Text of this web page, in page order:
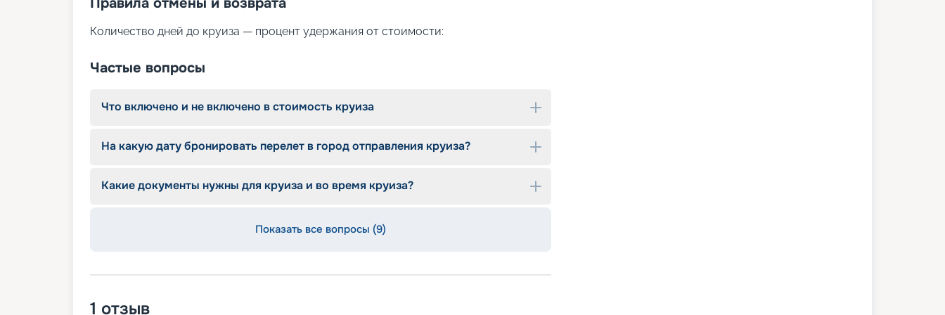
Количество дней до круиза — процент удержания от стоимости:
Частые вопросы
Что включено и не включено в стоимость круиза
На какую дату бронировать перелет в город отправления круиза?
Какие документы нужны для круиза и во время круиза?
Показать все вопросы (9)
1 отзыв